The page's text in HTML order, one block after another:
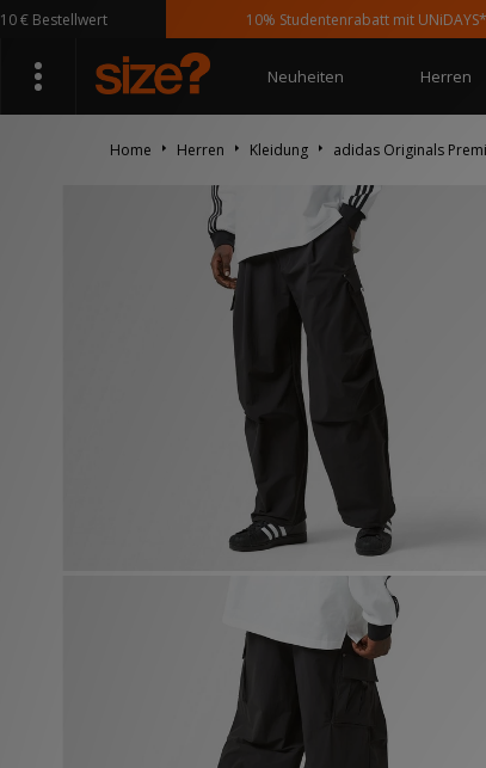
10% Studentenrabatt mit UNiDAYS*
Neuheiten Herren
Home Herren Kleidung adidas Originals